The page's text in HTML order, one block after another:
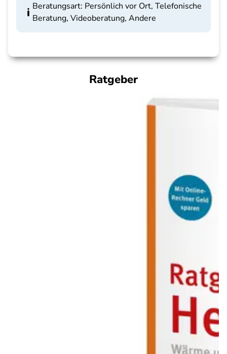
Beratungsart: Persönlich vor Ort, Telefonische
Beratung, Videoberatung, Andere
Ratgeber